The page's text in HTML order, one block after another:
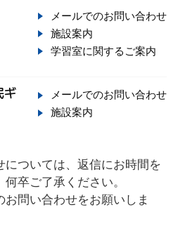
メールでのお問い合わせ
施設案内
学習室に関するご案内
ギ
メールでのお問い合わせ
施設案内
については、返信にお時間を
卒ご了承ください。
問い合わせをお願いしま